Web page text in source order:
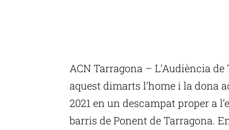
ACN Tarragona – L’Audiència
aquest dimarts l’home i la dona
2021 en un descampat proper a
barris de Ponent de Tarragona.